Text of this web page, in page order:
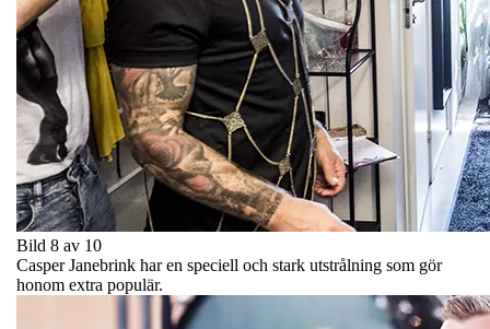
Bild 8 av 10
Casper Janebrink har en speciell och stark utstrålning som gör
honom extra populär.